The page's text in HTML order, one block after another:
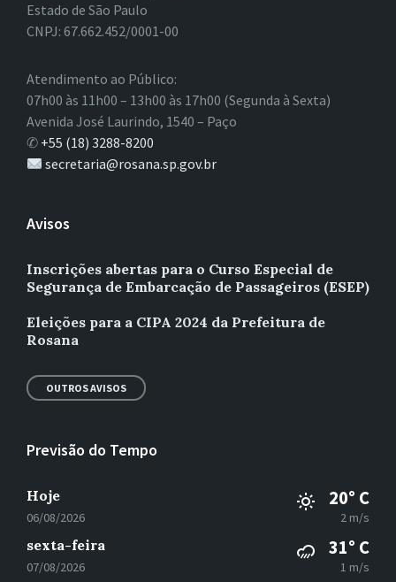
Estado de São Paulo
CNPJ: 67.662.452/0001-00
Atendimento ao Público:
07h00 às 11h00 – 13h00 às 17h00 (Segunda à Sexta)
Avenida José Laurindo, 1540 – Paço
✆ +55 (18) 3288-8200
secretaria@rosana.sp.gov.br
Avisos
Inscrições abertas para o Curso Especial de
Segurança de Embarcação de Passageiros (ESEP)
Eleições para a CIPA 2024 da Prefeitura de
Rosana
OUTROS AVISOS
Previsão do Tempo
Hoje
06/08/2026
20° C
2 m/s
sexta-feira
07/08/2026
31° C
1 m/s